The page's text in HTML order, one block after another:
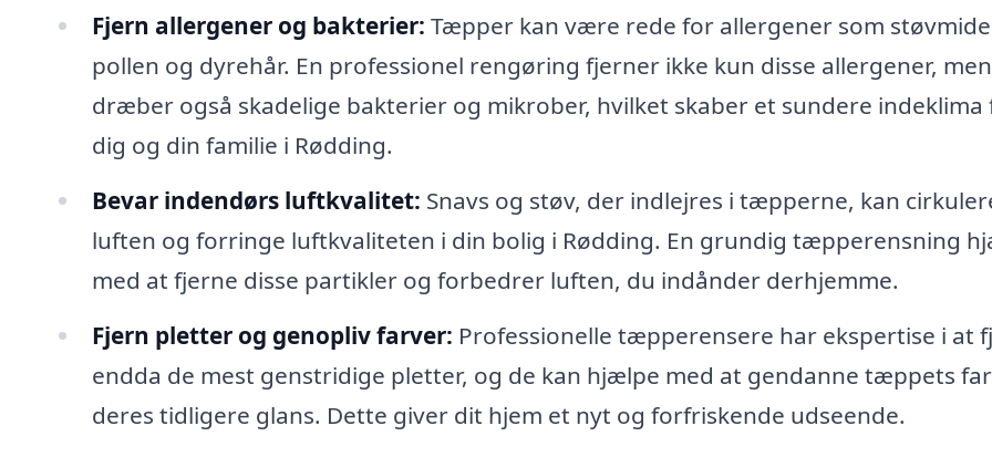
Fjern allergener og bakterier: Tæpper kan være rede for allergener som
pollen og dyrehår. En professionel rengøring fjerner ikke kun disse allergener, men
dræber også skadelige bakterier og mikrober, hvilket skaber et sundere indeklima
dig og din familie i Rødding.
Bevar indendørs luftkvalitet: Snavs og støv, der indlejres i tæpperne, kan
luften og forringe luftkvaliteten i din bolig i Rødding. En grundig tæpperensning
med at fjerne disse partikler og forbedrer luften, du indånder derhjemme.
Fjern pletter og genopliv farver: Professionelle tæpperensere har ekspertise i at
endda de mest genstridige pletter, og de kan hjælpe med at gendanne tæppets
deres tidligere glans. Dette giver dit hjem et nyt og forfriskende udseende.